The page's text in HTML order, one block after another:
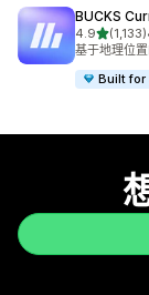
BUCKS
4.9星（满分
(1,133)
总共 1133 条
基于地理位
Built for